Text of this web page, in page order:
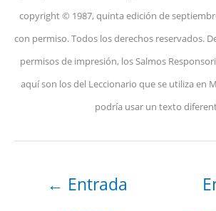
copyright © 1987, quinta edición de
con permiso. Todos los derechos reservados.
permisos de impresión, los Salmos
aquí son los del Leccionario que se utiliza en
podría usar un texto
← Entrada